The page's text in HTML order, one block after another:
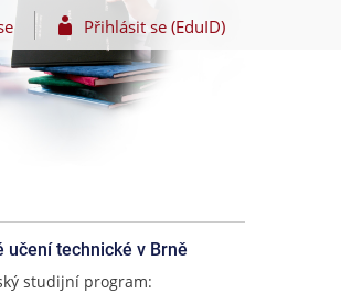
Přihlásit se (EduID)
učení technické v Brně
studijní program: